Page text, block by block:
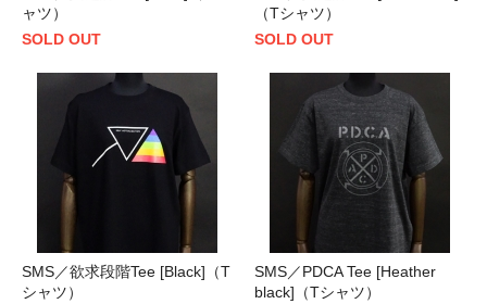
ャツ）
SOLD OUT
（Tシャツ）
SOLD OUT
SMS／欲求段階Tee [Black]（T
シャツ）
SMS／PDCA Tee [Heather
black]（Tシャツ）